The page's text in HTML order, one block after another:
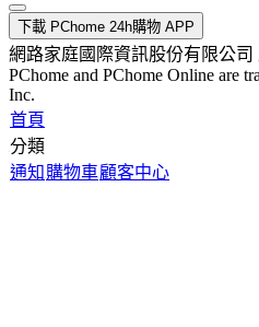
下載 PChome 24h購物 APP
網路家庭國際資訊股份有限公
PChome and PChome Online are
Inc.
首頁
分類
通知 購物車顧客中心